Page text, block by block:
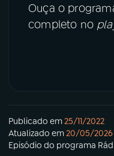
Ouça o
completo no
Publicado em25/11/2022
Atualizado em20/05/2026
Episódio do programa